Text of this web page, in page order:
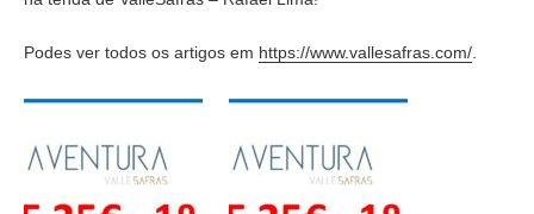
Podes ver todos os artigos em https://www.vallesafras.com/